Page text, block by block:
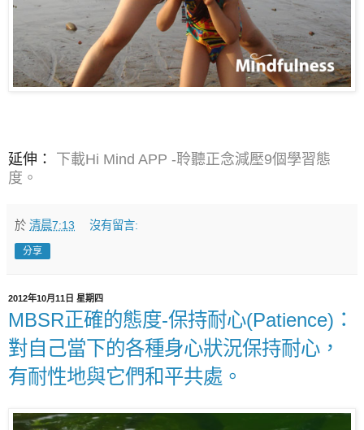
延伸： 下載Hi Mind APP -聆聽正念減壓9個學習態
度。
於 清晨7:13 沒有留言:
分享
2012年10月11日 星期四
MBSR正確的態度-保持耐心(Patience)：
對自己當下的各種身心狀況保持耐心，
有耐性地與它們和平共處。